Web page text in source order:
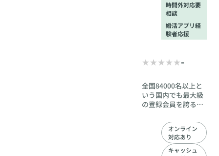
時間外対応要
相談
婚活アプリ経
験者応援
-
全国84000名以上と
いう国内でも最大級
の登録会員を誇る
でもどこでも自由に
お相手を検索しお申
込みができる婚活が
可能です。マッチン
オンライン
対応あり
キャッシュ